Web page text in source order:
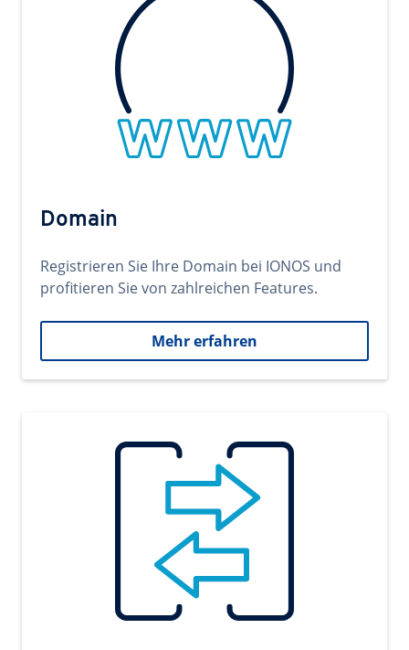
Domain
Registrieren Sie Ihre Domain bei IONOS und
profitieren Sie von zahlreichen Features.
Mehr erfahren